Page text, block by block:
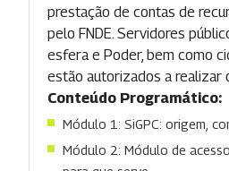
prestação de contas de
pelo FNDE. Servidores
esfera e Poder, bem como
estão autorizados a realizar
Conteúdo Programático:
Módulo 1: SiGPC: origem,
Módulo 2: Módulo de